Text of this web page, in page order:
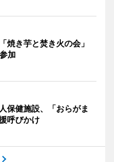
焼き芋と焚き火の会」
加
保健施設、「おらがま
呼びかけ